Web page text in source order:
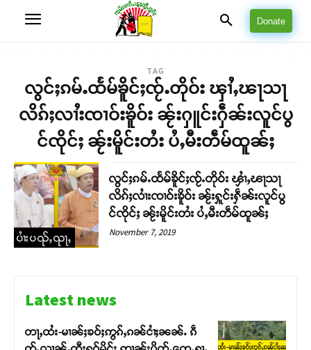
Donate
TAG
လွင်ႈၵမ်ႉထႅမ်ၶိူင်ႈၸႂ်ႉတိုဝ်း ၾၢႆႇၽႃသႃ
လိၵ်ႈလၢႆးၸၢဝ်းၶိူဝ်း ၼႂ်းႁူင်းႁဵၼ်းလူင်ပွ
င်ၸိုင်ႈ ၼႂ်းမိူင်းတႆး ပႆႇမီးတဵမ်ထူၼ်ႈ
ပၢႆးပၺ်ႇၺႃႇ
လွင်ႈၵမ်ႉထႅမ်ၶိူင်ႈၸႂ်ႉတိုဝ်း ၾၢႆႇၽႃသႃ
လိၵ်ႈလၢႆးၸၢဝ်းၶိူဝ်း ၼႂ်းႁူင်းႁဵၼ်းလူင်ပွ
င်ၸိုင်ႈ ၼႂ်းမိူင်းတႆး ပႆႇမီးတဵမ်ထူၼ်ႈ
November 7, 2019
Latest news
တႃႇထႆး-မၢၼ်ႈၶဝ်ႈဢွၵ်ႇၵၼ်ငၢႆႈၼၼ်ႉ ၵဵ